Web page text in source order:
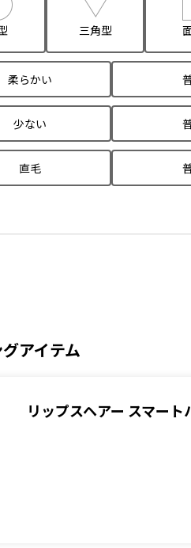
三角型
柔らかい
少ない
直毛
アイテム
リップスヘアー スマート